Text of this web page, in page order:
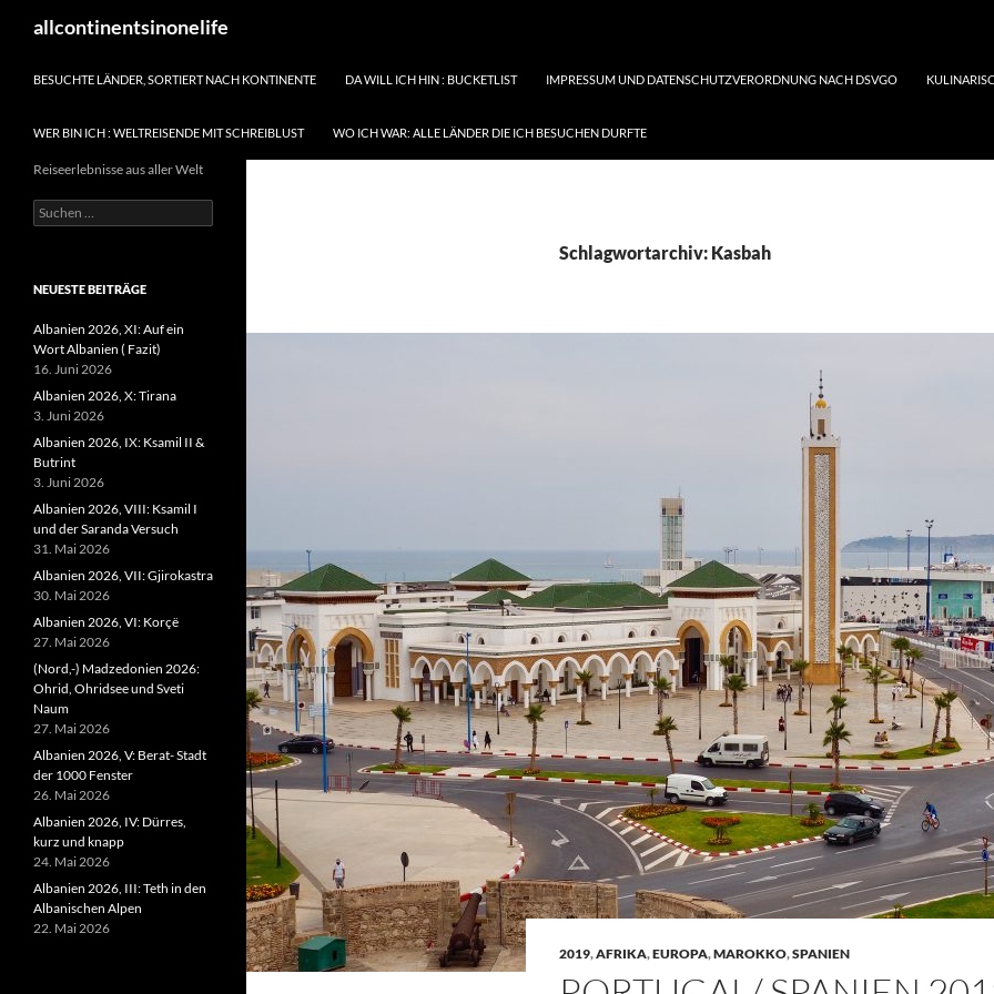
Inhaltallcontinentsinonelife
BESUCHTE LÄNDER, SORTIERT NACH KONTINENTE DA WILL ICH HIN : BUCKETLIST IMPRESSUM UND DATENSCHUTZVERORDNUNG NACH DSVGO
WER BIN ICH : WELTREISENDE MIT SCHREIBLUST WO ICH WAR: ALLE LÄNDER DIE ICH BESUCHEN DURFTE
Schlagwortarchiv: Kasbah
2019,AFRIKA,EUROPA,MAROKKO,SPANIEN
Reiseerlebnisse aus aller Welt
Suchen
nach:
NEUESTE BEITRÄGE
Albanien 2026, XI: Auf ein
Wort Albanien ( Fazit)
16. Juni 2026
Albanien 2026, X: Tirana
3. Juni 2026
Albanien 2026, IX: Ksamil II &
Butrint
3. Juni 2026
Albanien 2026, VIII: Ksamil I
und der Saranda Versuch
31. Mai 2026
Albanien 2026, VII: Gjirokastra
30. Mai 2026
Albanien 2026, VI: Korçë
27. Mai 2026
(Nord,-) Madzedonien 2026:
Ohrid, Ohridsee und Sveti
Naum
27. Mai 2026
Albanien 2026, V: Berat- Stadt
der 1000 Fenster
26. Mai 2026
Albanien 2026, IV: Dürres,
kurz und knapp
24. Mai 2026
Albanien 2026, III: Teth in den
Albanischen Alpen
22. Mai 2026